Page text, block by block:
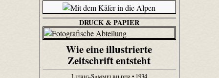
DRUCK & PAPIER
Wie eine illustrierte
Zeitschrift entsteht
Liebig-Sammelbilder • 1934